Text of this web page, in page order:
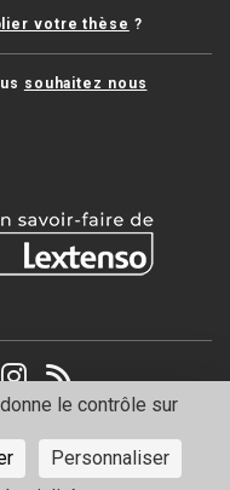
votre thèse ?
souhaitez nous
le contrôle sur
Personnaliser